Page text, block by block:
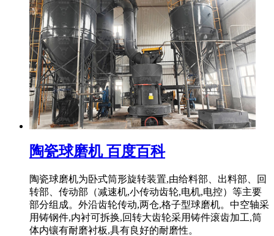
陶瓷球磨机 百度百科
陶瓷球磨机为卧式筒形旋转装置,由给料部、出料部、回
转部、传动部（减速机,小传动齿轮,电机,电控）等主要
部分组成。外沿齿轮传动,两仓,格子型球磨机。中空轴采
用铸钢件,内衬可拆换,回转大齿轮采用铸件滚齿加工,筒
体内镶有耐磨衬板,具有良好的耐磨性。